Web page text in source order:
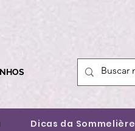
Dicas da Sommelière